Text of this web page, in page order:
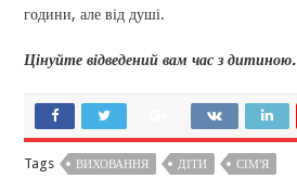
години, але від душі.
Цінуйте відведений вам час з дитиною.
Tags ВИХОВАННЯ ДІТИ СІМ'Я